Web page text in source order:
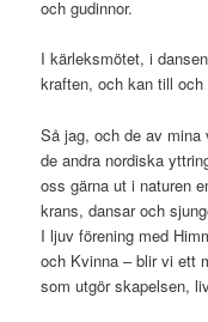
och gudinnor.
I kärleksmötet, i
kraften, och kan till
Så jag, och de av
de andra nordiska
oss gärna ut i naturen
krans, dansar och
I ljuv förening med
och Kvinna – blir vi ett
som utgör skapelsen,